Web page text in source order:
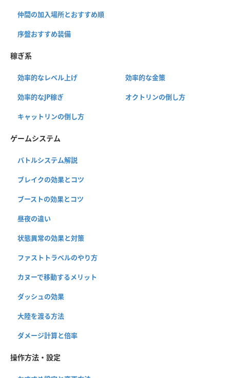
仲間の加入場所とおすすめ順
序盤おすすめ装備
稼ぎ系
効率的なレベル上げ 効率的な金策
効率的なJP稼ぎ オクトリンの倒し方
キャットリンの倒し方
ゲームシステム
バトルシステム解説
ブレイクの効果とコツ
ブーストの効果とコツ
昼夜の違い
状態異常の効果と対策
ファストトラベルのやり方
カヌーで移動するメリット
ダッシュの効果
大陸を渡る方法
ダメージ計算と倍率
操作方法・設定